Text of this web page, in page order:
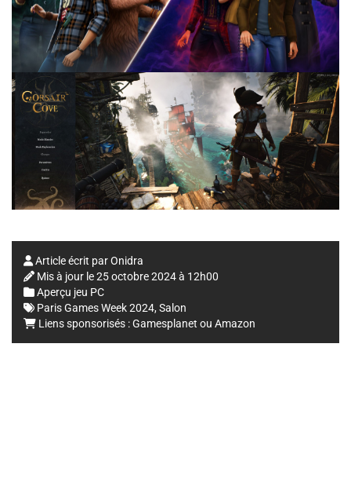
Article écrit parOnidra
Mis à jour le25 octobre 2024 à 12h00
Aperçu jeu PC
Paris Games Week 2024, Salon
Liens sponsorisés :Gamesplanet ou Amazon